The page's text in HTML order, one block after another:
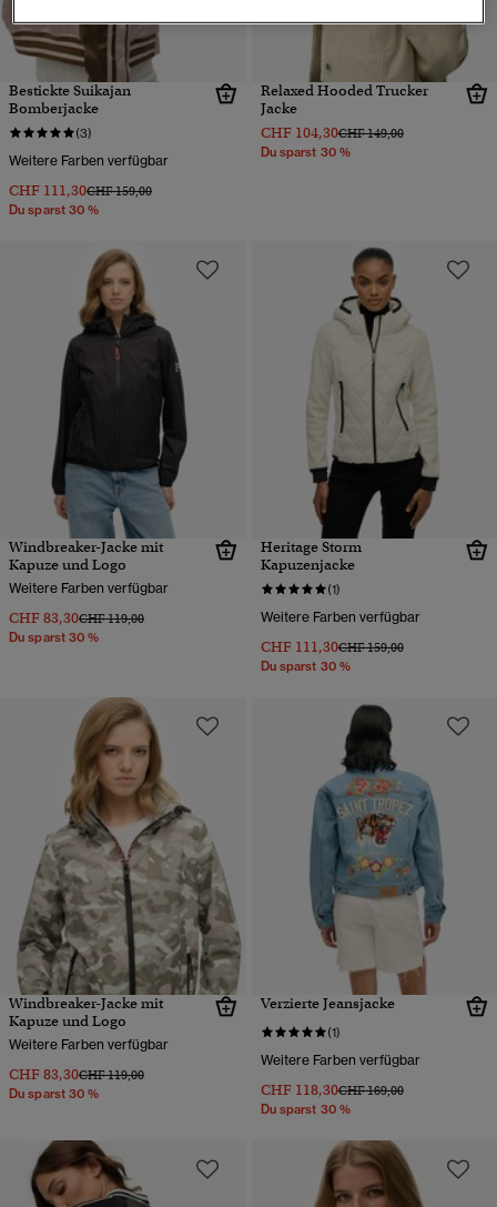
Bestickte Suikajan
Bomberjacke
(3)
Weitere Farben verfügbar
CHF 111,30Preis wurde reduziert von
CHF 159,00bis
Du sparst 30 %
Relaxed Hooded Trucker
Jacke
CHF 104,30Preis wurde reduziert von
CHF 149,00bis
Du sparst 30 %
Windbreaker-Jacke mit
Kapuze und Logo
Weitere Farben verfügbar
CHF 83,30Preis wurde reduziert von
CHF 119,00bis
Du sparst 30 %
Heritage Storm
Kapuzenjacke
(1)
Weitere Farben verfügbar
CHF 111,30Preis wurde reduziert von
CHF 159,00bis
Du sparst 30 %
Windbreaker-Jacke mit
Kapuze und Logo
Weitere Farben verfügbar
CHF 83,30Preis wurde reduziert von
CHF 119,00bis
Du sparst 30 %
Verzierte Jeansjacke
(1)
Weitere Farben verfügbar
CHF 118,30Preis wurde reduziert von
CHF 169,00bis
Du sparst 30 %